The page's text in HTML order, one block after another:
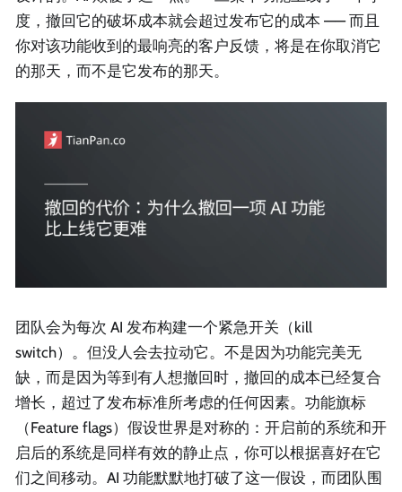
度，撤回它的破坏成本就会超过发布它的成本 —— 而且
你对该功能收到的最响亮的客户反馈，将是在你取消它
的那天，而不是它发布的那天。
团队会为每次 AI 发布构建一个紧急开关（kill
switch）。但没人会去拉动它。不是因为功能完美无
缺，而是因为等到有人想撤回时，撤回的成本已经复合
增长，超过了发布标准所考虑的任何因素。功能旗标
（Feature flags）假设世界是对称的：开启前的系统和开
启后的系统是同样有效的静止点，你可以根据喜好在它
们之间移动。AI 功能默默地打破了这一假设，而团队围